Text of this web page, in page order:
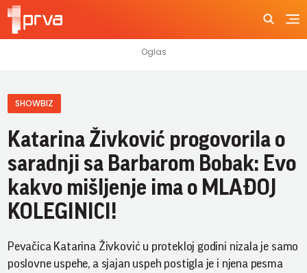
SHOWBIZ
Katarina Živković progovorila o
saradnji sa Barbarom Bobak: Evo
kakvo mišljenje ima o MLAĐOJ
KOLEGINICI!
Pevačica Katarina Živković u protekloj godini nizala je samo
poslovne uspehe, a sjajan uspeh postigla je i njena pesma